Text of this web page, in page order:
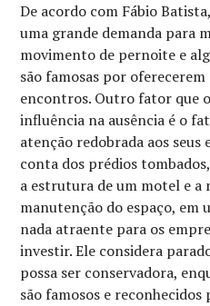
De acordo com Fábio
uma grande demanda para
movimento de pernoite e
são famosas por
encontros. Outro fator que
influência na ausência é o
atenção redobrada aos
conta dos prédios
a estrutura de um motel e a
manutenção do espaço, em
nada atraente para os
investir. Ele considera
possa ser conservadora,
são famosos e